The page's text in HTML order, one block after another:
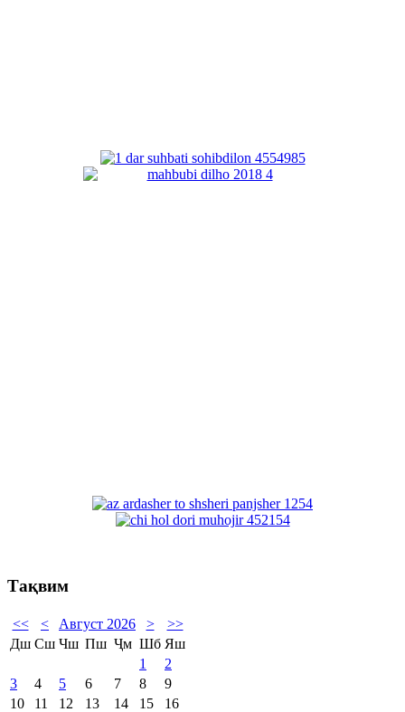
Тақвим
<< < Август 2026 >
>>
Дш Сш Чш Пш Ҷм Шб Яш
1
2
3
4 5 6 7 8
9
10
11 12 13 14 15
16